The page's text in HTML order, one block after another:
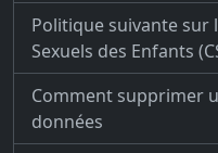
Politique suivante sur
Sexuels des Enfants
Comment supprimer
données